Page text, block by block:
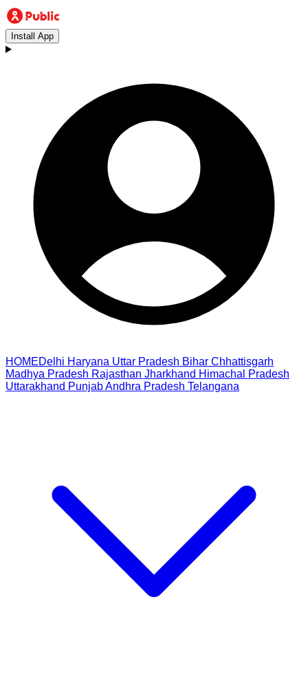
Install App
HOMEDelhi Haryana Uttar Pradesh Bihar Chhattisgarh
Madhya Pradesh Rajasthan Jharkhand Himachal Pradesh
Uttarakhand PunjabAndhra Pradesh Telangana